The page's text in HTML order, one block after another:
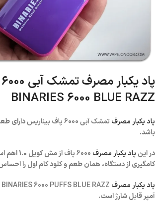
پاد یکبار مصرف تمشک آبی 6000 پاف بیناریس|
BINARIES 6000 BLUE RAZZ
پاد یکبار مصرف تمشک آبی 6000 پاف بیناریس
دارای
باشد.
در این پاد یکبار مصرف
از مش
کامگیری از دستگاه، همان طعم و کلود کام اول را
پاد یکبار مصرف BINARIES 6000 PUFFS BLUE RAZZ
آمپر قابل شارژ است.